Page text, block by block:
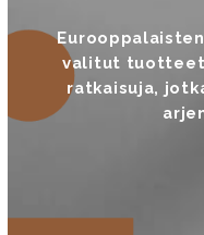
valitut tuotteet
ratkaisuja,